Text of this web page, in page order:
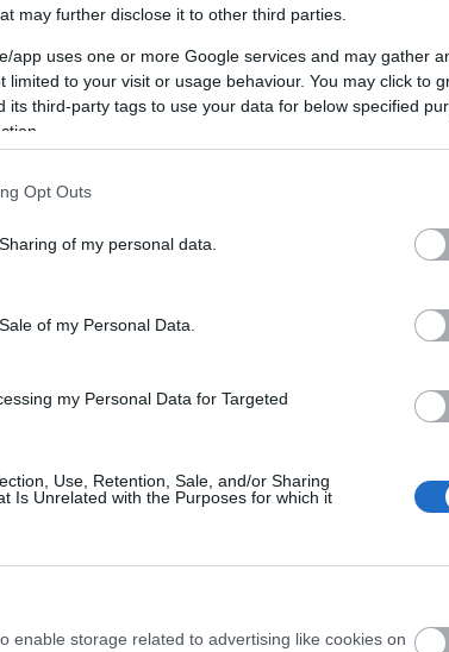
may further disclose it to other third parties.
app uses one or more Google services and may gather
limited to your visit or usage behaviour. You may click to
its third-party tags to use your data for below specified
Opt Outs
of my personal data.
of my Personal Data.
my Personal Data for Targeted
Use, Retention, Sale, and/or Sharing
Is Unrelated with the Purposes for which it
enable storage related to advertising like cookies on
szép
biztosan
Olvasók
Der Alte:
melyhez
A szekta
volna
"12 évvel
Utolsó 20
Néhány szó